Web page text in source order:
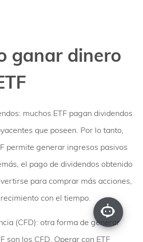
ganar dinero
muchos ETF pagan dividendos
que poseen. Por lo tanto,
permite generar ingresos pasivos
el pago de dividendos obtenido
para comprar más acciones,
con el tiempo.
(CFD): otra forma de generar
son los CFD. Operar con ETF